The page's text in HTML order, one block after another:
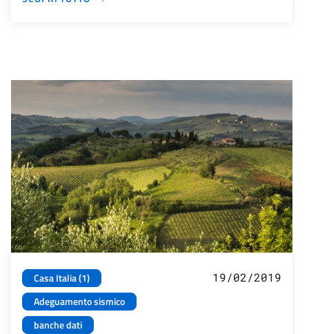
Casa Italia (1)
Adeguamento sismico
banche dati
19/02/2019